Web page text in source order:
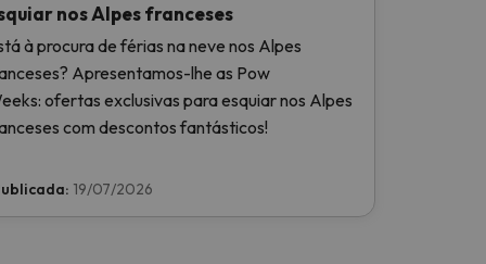
nos Alpes franceses
à procura de férias na neve nos Alpes
Apresentamos-lhe as Pow
ofertas exclusivas para esquiar nos Alpes
com descontos fantásticos!
19/07/2026